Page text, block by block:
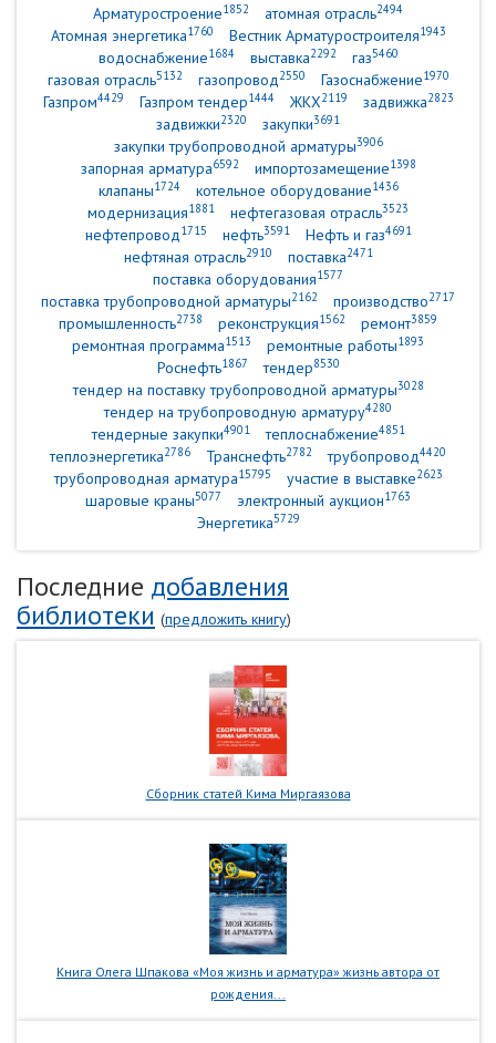
Арматуростроение1852 атомная отрасль2494
Атомная энергетика1760 Вестник Арматуростроителя1943
водоснабжение1684 выставка2292 газ5460
газовая отрасль5132 газопровод2550 Газоснабжение1970
Газпром4429 Газпром тендер1444 ЖКХ2119 задвижка2823
задвижки2320 закупки3691
закупки трубопроводной арматуры3906
запорная арматура6592 импортозамещение1398
клапаны1724 котельное оборудование1436
модернизация1881 нефтегазовая отрасль3523
нефтепровод1715 нефть3591 Нефть и газ4691
нефтяная отрасль2910 поставка2471
поставка оборудования1577
поставка трубопроводной арматуры2162 производство2717
промышленность2738 реконструкция1562 ремонт3859
ремонтная программа1513 ремонтные работы1893
Роснефть1867 тендер8530
тендер на поставку трубопроводной арматуры3028
тендер на трубопроводную арматуру4280
тендерные закупки4901 теплоснабжение4851
теплоэнергетика2786 Транснефть2782 трубопровод4420
трубопроводная арматура15795 участие в выставке2623
шаровые краны5077 электронный аукцион1763
Энергетика5729
Последние добавления
библиотеки (предложить книгу)
Сборник статей Кима Миргаязова
Книга Олега Шпакова «Моя жизнь и арматура» жизнь автора от
рождения...